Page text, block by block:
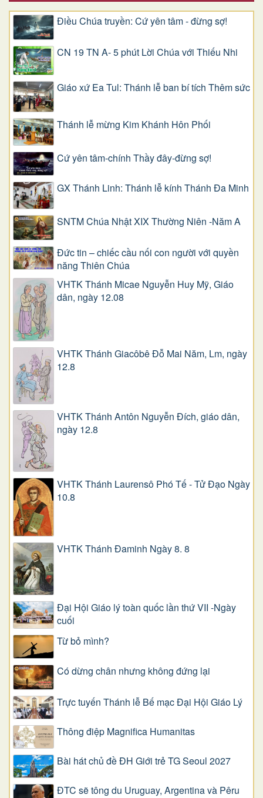
Điều Chúa truyền: Cứ yên tâm - đừng sợ!
CN 19 TN A- 5 phút Lời Chúa với Thiếu Nhi
Giáo xứ Ea Tul: Thánh lễ ban bí tích Thêm sức
Thánh lễ mừng Kim Khánh Hôn Phối
Cứ yên tâm-chính Thầy đây-đừng sợ!
GX Thánh Linh: Thánh lễ kính Thánh Đa Minh
SNTM Chúa Nhật XIX Thường Niên -Năm A
Đức tin – chiếc cầu nối con người với quyền
năng Thiên Chúa
VHTK Thánh Micae Nguyễn Huy Mỹ, Giáo
dân, ngày 12.08
VHTK Thánh Giacôbê Ðỗ Mai Năm, Lm, ngày
12.8
VHTK Thánh Antôn Nguyễn Ðích, giáo dân,
ngày 12.8
VHTK Thánh Laurensô Phó Tế - Tử Đạo Ngày
10.8
VHTK Thánh Đaminh Ngày 8. 8
Đại Hội Giáo lý toàn quốc lần thứ VII -Ngày
cuối
Từ bỏ mình?
Có dừng chân nhưng không đứng lại
Trực tuyến Thánh lễ Bế mạc Đại Hội Giáo Lý
Thông điệp Magnifica Humanitas
Bài hát chủ đề ĐH Giới trẻ TG Seoul 2027
ĐTC sẽ tông du Uruguay, Argentina và Pêru